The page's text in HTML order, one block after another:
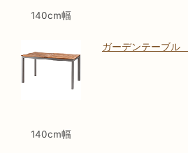
140cm幅
140cm幅
ガーデンテーブ